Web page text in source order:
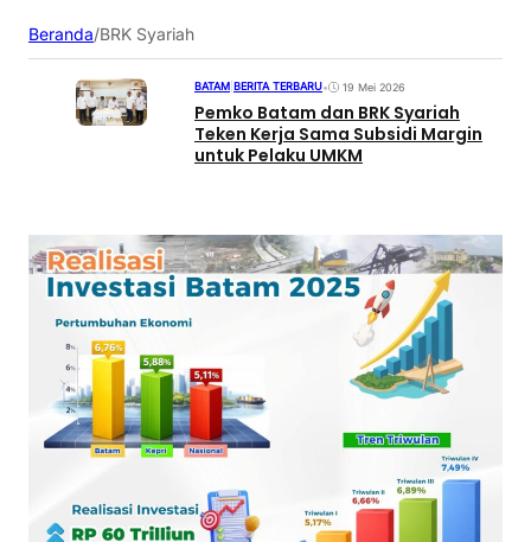
Beranda/BRK Syariah
BATAM BERITA TERBARU• 19 Mei 2026
Pemko Batam dan BRK Syariah
Teken Kerja Sama Subsidi Margin
untuk Pelaku UMKM